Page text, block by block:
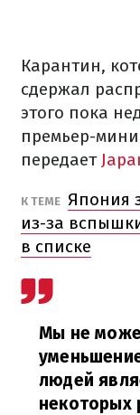
Карантин,
сдержал
этого пока
премьер-
передает
К ТЕМЕ Япония
из-за
в списке
Мы не
людей
некоторых